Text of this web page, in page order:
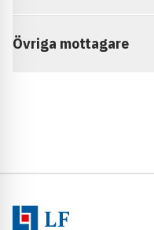
Övriga mottagare